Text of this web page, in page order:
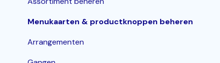
Inloggen, In- en Uitklokken
KDS / Bestellingenscherm
Menukaarten & productknoppen beheren
Arrangementen